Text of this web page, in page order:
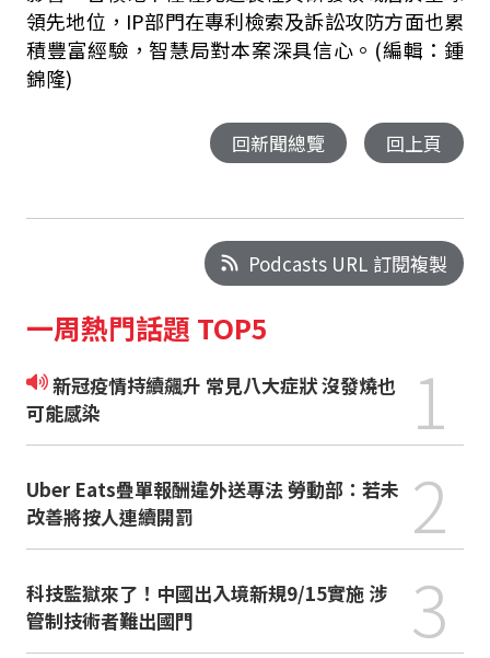
領先地位，IP部門在專利檢索及訴訟攻防方面也累
積豐富經驗，智慧局對本案深具信心。(編輯：鍾
錦隆)
回新聞總覽 回上頁
Podcasts URL 訂閱複製
一周熱門話題 TOP5
新冠疫情持續飆升 常見八大症狀 沒發燒也
可能感染
1
Uber Eats疊單報酬違外送專法 勞動部：若未
改善將按人連續開罰
2
科技監獄來了！中國出入境新規9/15實施 涉
管制技術者難出國門
3